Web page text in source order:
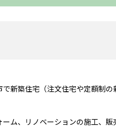
で新築住宅（注文住宅や定額制
ーム、リノベーションの施工、販